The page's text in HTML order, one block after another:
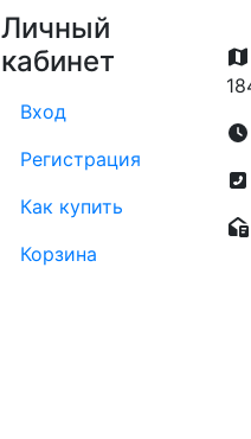
Личный
кабинет
Вход
Регистрация
Как купить
Корзина